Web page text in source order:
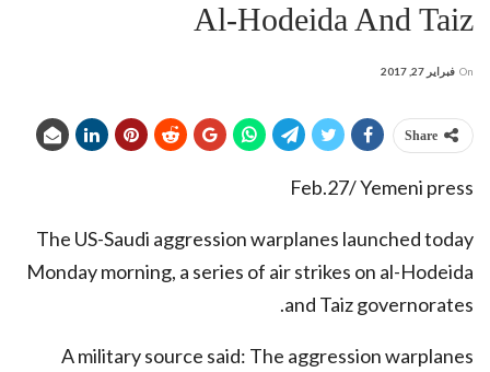
Al-Hodeida And Taiz
On فبراير 27, 2017
Share
Feb.27/ Yemeni press
The US-Saudi aggression warplanes launched today
Monday morning, a series of air strikes on al-Hodeida
and Taiz governorates.
A military source said: The aggression warplanes